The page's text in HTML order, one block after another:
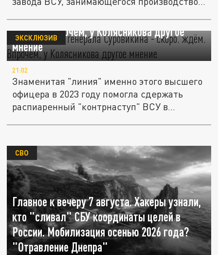
Возвращение генерала Суровикина - "скоро.
ждём". Впрочем, у Колясникова другое
мнение
ЭКСКЛЮЗИВ
21:02
Знаменитая "линия" именно этого высшего
офицера в 2023 году помогла сдержать
распиаренный "контрнаступ" ВСУ в...
Главное к вечеру 7 августа. Хакеры узнали,
кто "сливал" СБУ координаты целей в
России. Мобилизация осенью 2026 года?
"Отравление Днепра"
СВО